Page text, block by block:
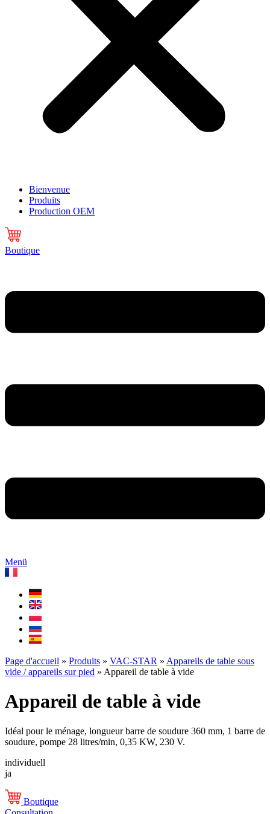
Bienvenue
Produits
Production OEM
Boutique
Menü
Page d'accueil » Produits » VAC-STAR » Appareils de table sous
vide / appareils sur pied » Appareil de table à vide
Appareil de table à vide
Idéal pour le ménage, longueur barre de soudure 360 mm, 1 barre de
soudure, pompe 28 litres/min, 0,35 KW, 230 V.
individuell
ja
Boutique